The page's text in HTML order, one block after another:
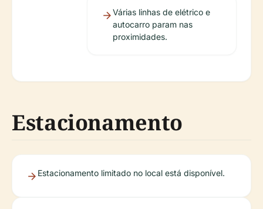
Várias linhas de elétrico e
autocarro param nas
proximidades.
Estacionamento
Estacionamento limitado no local está disponível.